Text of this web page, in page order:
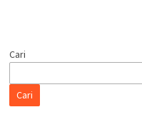
Cari
Cari